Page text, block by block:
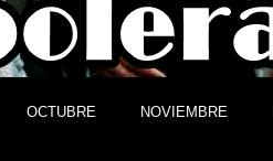
OCTUBRE NOVIEMBRE